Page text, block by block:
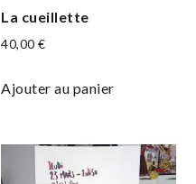
La cueillette
40,00€
Ajouter au panier